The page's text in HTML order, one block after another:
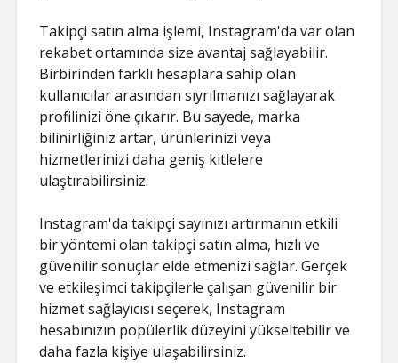
Takipçi satın alma işlemi, Instagram'da var olan
rekabet ortamında size avantaj sağlayabilir.
Birbirinden farklı hesaplara sahip olan
kullanıcılar arasından sıyrılmanızı sağlayarak
profilinizi öne çıkarır. Bu sayede, marka
bilinirliğiniz artar, ürünlerinizi veya
hizmetlerinizi daha geniş kitlelere
ulaştırabilirsiniz.
Instagram'da takipçi sayınızı artırmanın etkili
bir yöntemi olan takipçi satın alma, hızlı ve
güvenilir sonuçlar elde etmenizi sağlar. Gerçek
ve etkileşimci takipçilerle çalışan güvenilir bir
hizmet sağlayıcısı seçerek, Instagram
hesabınızın popülerlik düzeyini yükseltebilir ve
daha fazla kişiye ulaşabilirsiniz.